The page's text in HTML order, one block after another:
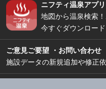
ニフティ温泉アプリ
地図から温泉検索
今すぐダウンロード
ご意見ご要望 ・お問い合わせ
施設データの新規追加や修正